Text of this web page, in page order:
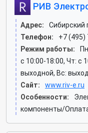
РИВ
Адрес:
Сибирский
Телефон:
+7 (495)
Режим работы:
c 10:00-18:00, Чт: c
выходной, Вс:
Сайт:
www.riv-e.ru
Особенности:
компоненты/